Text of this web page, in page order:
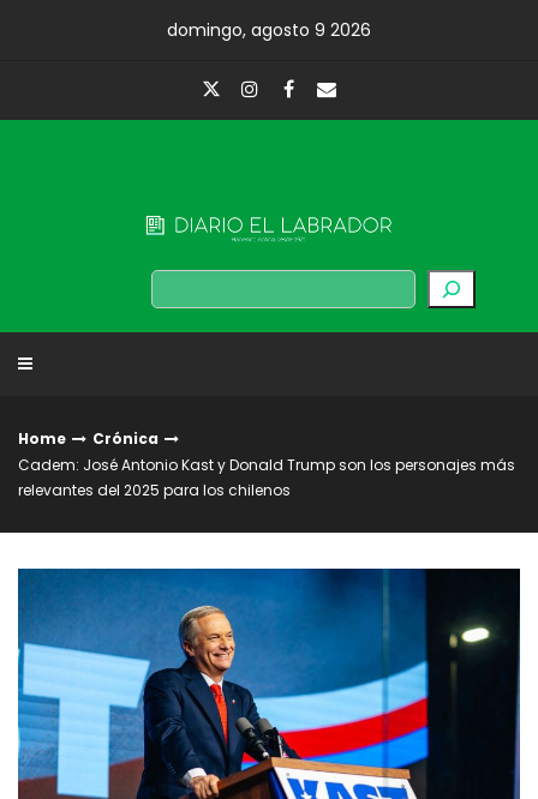
domingo, agosto 9 2026
Buscar
Home
Crónica
Cadem: José Antonio Kast y Donald Trump son los personajes más
relevantes del 2025 para los chilenos